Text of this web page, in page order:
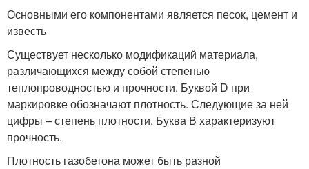
Основными его компонентами является песок, цемент и
известь
Существует несколько модификаций материала,
различающихся между собой степенью
теплопроводностью и прочности. Буквой D при
маркировке обозначают плотность. Следующие за ней
цифры – степень плотности. Буква В характеризуют
прочность.
Плотность газобетона может быть разной